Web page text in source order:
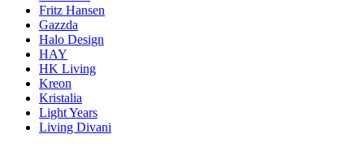
Fritz Hansen
Gazzda
Halo Design
HAY
HK Living
Kreon
Kristalia
Light Years
Living Divani